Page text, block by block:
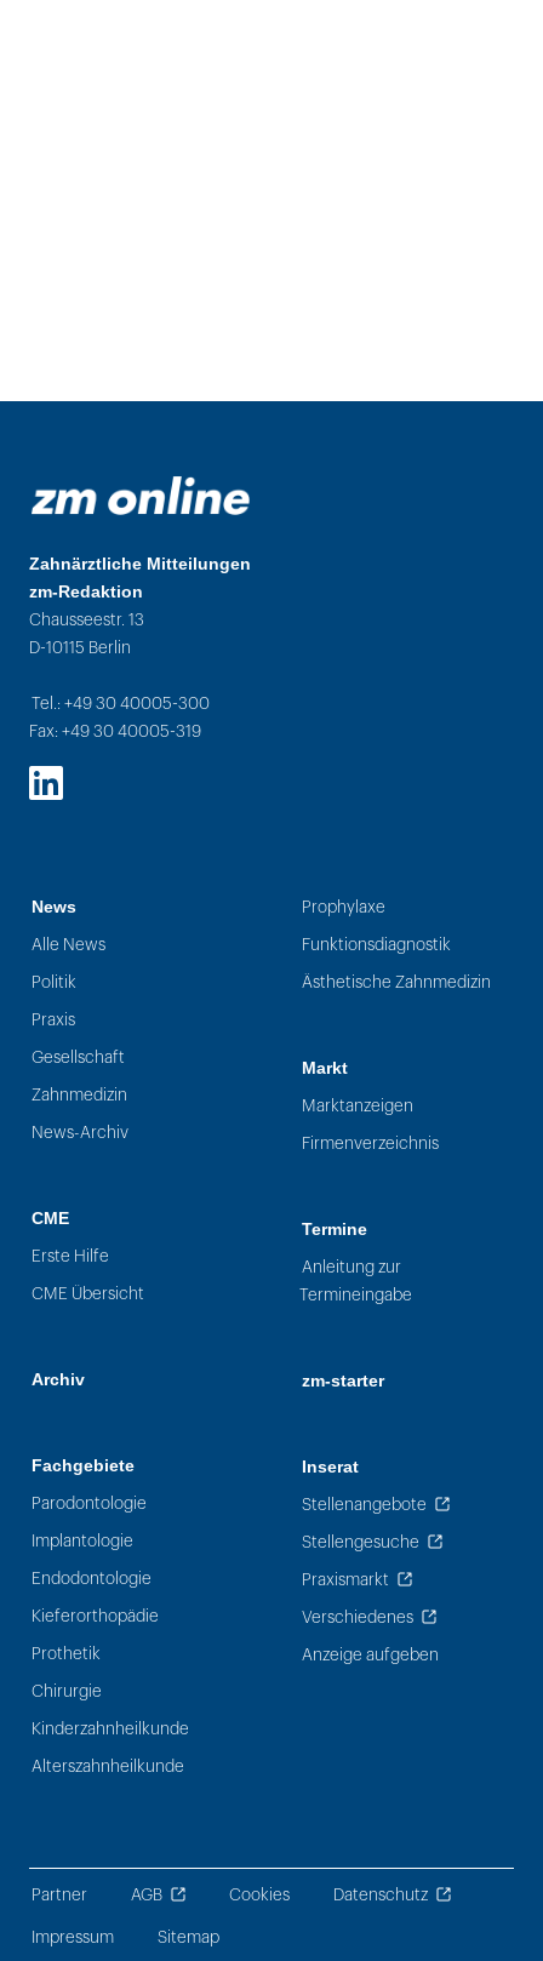
Zahnärztliche Mitteilungen
zm-Redaktion
Chausseestr. 13
D-10115 Berlin
Tel.: +49 30 40005-300
Fax: +49 30 40005-319
LinkedIn
News
Alle News
Politik
Praxis
Gesellschaft
Zahnmedizin
News-Archiv
CME
Erste Hilfe
CME Übersicht
Archiv
Fachgebiete
Parodontologie
Implantologie
Endodontologie
Kieferorthopädie
Prothetik
Chirurgie
Kinderzahnheilkunde
Alterszahnheilkunde
Prophylaxe
Funktionsdiagnostik
Ästhetische Zahnmedizin
Markt
Marktanzeigen
Firmenverzeichnis
Termine
Anleitung zur
Termineingabe
zm-starter
Inserat
Stellenangebote
Stellengesuche
Praxismarkt
Verschiedenes
Anzeige aufgeben
Partner AGB Cookies Datenschutz
Impressum Sitemap